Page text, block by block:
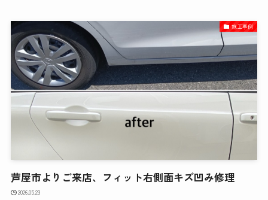
施工事例
芦屋市よりご来店、フィット右側面キズ凹み修理
2026.05.23